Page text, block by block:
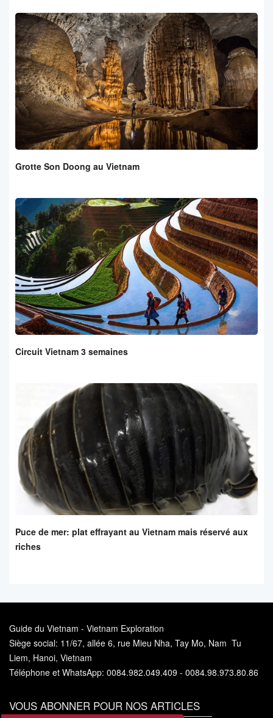
Grotte Son Doong au Vietnam
Circuit Vietnam 3 semaines
Puce de mer: plat effrayant au Vietnam mais réservé aux
riches
Guide du Vietnam - Vietnam Exploration
Siège social: 11/67, allée 6, rue Mieu Nha, Tay Mo, Nam Tu
Liem, Hanoi, Vietnam
Téléphone et WhatsApp: 0084.982.049.409 - 0084.98.973.80.86
VOUS ABONNER POUR NOS ARTICLES